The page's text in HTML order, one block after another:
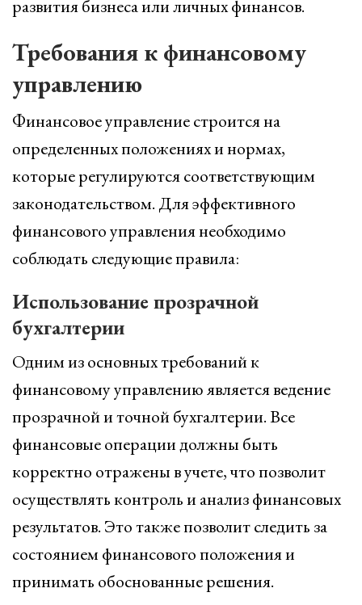
развития бизнеса или личных финансов.
Требования к финансовому
управлению
Финансовое управление строится на
определенных положениях и нормах,
которые регулируются соответствующим
законодательством. Для эффективного
финансового управления необходимо
соблюдать следующие правила:
Использование прозрачной
бухгалтерии
Одним из основных требований к
финансовому управлению является ведение
прозрачной и точной бухгалтерии. Все
финансовые операции должны быть
корректно отражены в учете, что позволит
осуществлять контроль и анализ финансовых
результатов. Это также позволит следить за
состоянием финансового положения и
принимать обоснованные решения.